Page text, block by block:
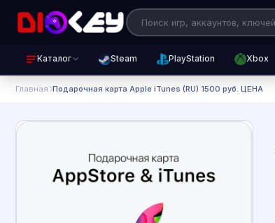
Каталог Steam PlayStation Xbox
Главная Подарочная карта Apple iTunes (RU) 1500 руб. ЦЕНА